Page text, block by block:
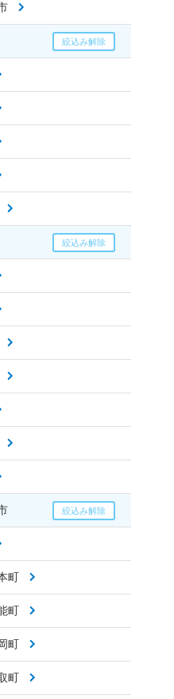
町
町
町
町